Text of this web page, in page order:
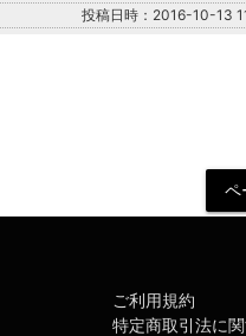
投稿日時：2016-10-13
ご利用規約
特定商取引法に